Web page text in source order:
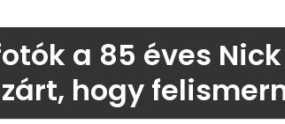
a 85 éves
hogy